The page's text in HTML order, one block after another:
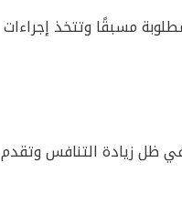
مسبقًا وتتخذ إجراءات
ظل زيادة التنافس وتقدم